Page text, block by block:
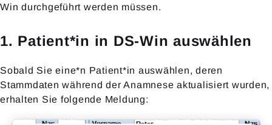
Win durchgeführt werden müssen.
1. Patient*in in DS-Win auswählen
Sobald Sie eine*n Patient*in auswählen, deren
Stammdaten während der Anamnese aktualisiert wurden,
erhalten Sie folgende Meldung: